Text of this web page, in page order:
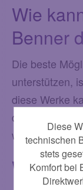
Wie
Benner
Die beste
unterstützen,
diese Werke
direkt ihre
weiterhin
Wo
Diese
technischen
stets
Komfort bei